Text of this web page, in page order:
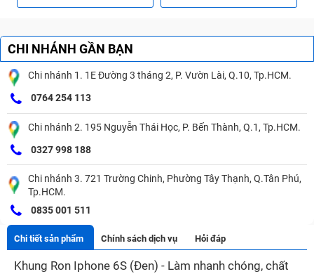
CHI NHÁNH GẦN BẠN
Chi nhánh 1. 1E Đường 3 tháng 2, P. Vườn Lài, Q.10, Tp.HCM.
0764 254 113
Chi nhánh 2. 195 Nguyễn Thái Học, P. Bến Thành, Q.1, Tp.HCM.
0327 998 188
Chi nhánh 3. 721 Trường Chinh, Phường Tây Thạnh, Q.Tân Phú,
Tp.HCM.
0835 001 511
Chi tiết sản phẩm Chính sách dịch vụ Hỏi đáp
Khung Ron Iphone 6S (Đen) - Làm nhanh chóng, chất